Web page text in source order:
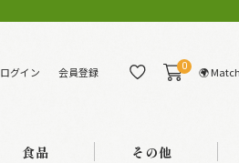
ログイン 会員登録 0 🌍
食品 その他